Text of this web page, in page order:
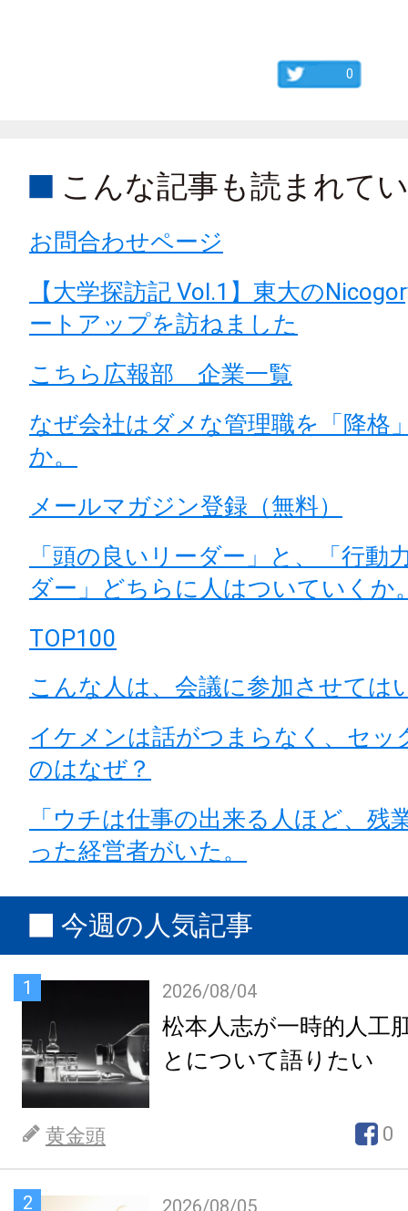
0
こんな記事も読まれて
お問合わせページ
【大学探訪記 Vol.1】東大の
ートアップを訪ねました
こちら広報部 企業一覧
なぜ会社はダメな管理職を「降格
か。
メールマガジン登録（無料）
「頭の良いリーダー」と、「行動
ダー」どちらに人はついていくか
TOP100
こんな人は、会議に参加させては
イケメンは話がつまらなく、セッ
のはなぜ？
「ウチは仕事の出来る人ほど、残
った経営者がいた。
今週の人気記事
1 2026/08/04
松本人志が一時的人工
とについて語りたい
黄金頭 0
2